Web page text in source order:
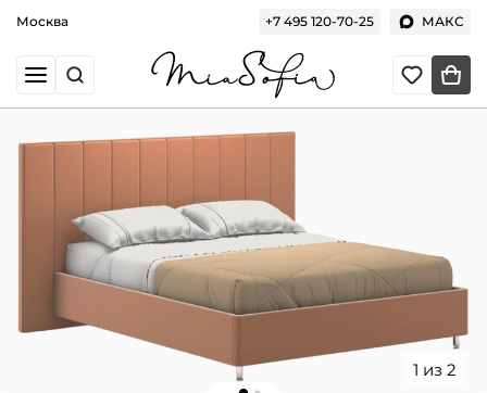
Москва +7 495 120-70-25 МАКС
1 из 2